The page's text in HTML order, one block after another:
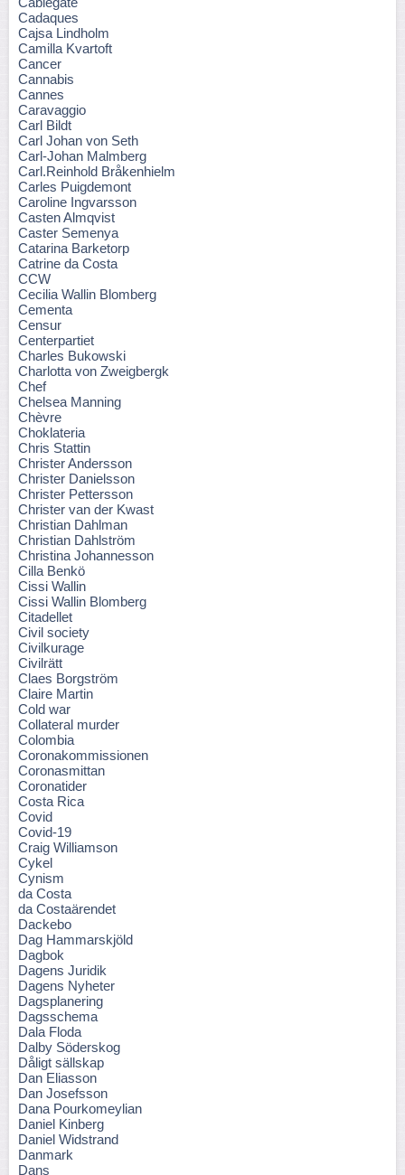
Cadaques
Cajsa Lindholm
Camilla Kvartoft
Cancer
Cannabis
Cannes
Caravaggio
Carl Bildt
Carl Johan von Seth
Carl-Johan Malmberg
Carl.Reinhold Bråkenhielm
Carles Puigdemont
Caroline Ingvarsson
Casten Almqvist
Caster Semenya
Catarina Barketorp
Catrine da Costa
CCW
Cecilia Wallin Blomberg
Cementa
Censur
Centerpartiet
Charles Bukowski
Charlotta von Zweigbergk
Chef
Chelsea Manning
Chèvre
Choklateria
Chris Stattin
Christer Andersson
Christer Danielsson
Christer Pettersson
Christer van der Kwast
Christian Dahlman
Christian Dahlström
Christina Johannesson
Cilla Benkö
Cissi Wallin
Cissi Wallin Blomberg
Citadellet
Civil society
Civilkurage
Civilrätt
Claes Borgström
Claire Martin
Cold war
Collateral murder
Colombia
Coronakommissionen
Coronasmittan
Coronatider
Costa Rica
Covid
Covid-19
Craig Williamson
Cykel
Cynism
da Costa
da Costaärendet
Dackebo
Dag Hammarskjöld
Dagbok
Dagens Juridik
Dagens Nyheter
Dagsplanering
Dagsschema
Dala Floda
Dalby Söderskog
Dåligt sällskap
Dan Eliasson
Dan Josefsson
Dana Pourkomeylian
Daniel Kinberg
Daniel Widstrand
Danmark
Dans